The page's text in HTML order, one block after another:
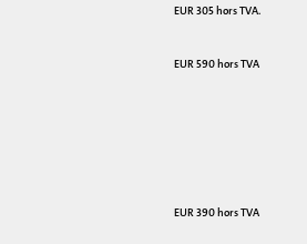
EUR 305 hors TVA.
EUR 590 hors TVA
EUR 390 hors TVA